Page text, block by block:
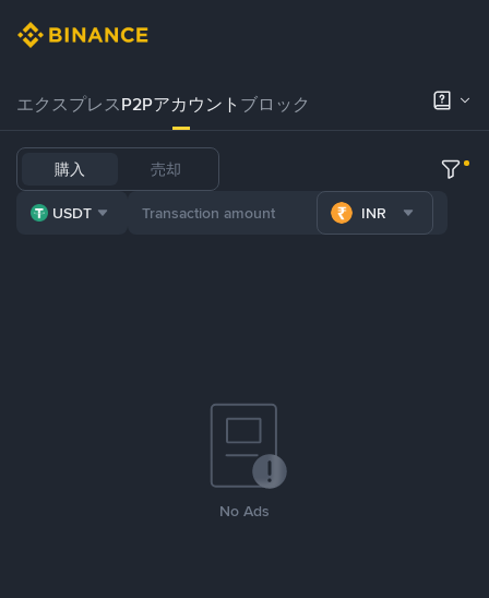
エクスプレスP2Pアカウント ブロック
購入 売却
USDT INR
No Ads